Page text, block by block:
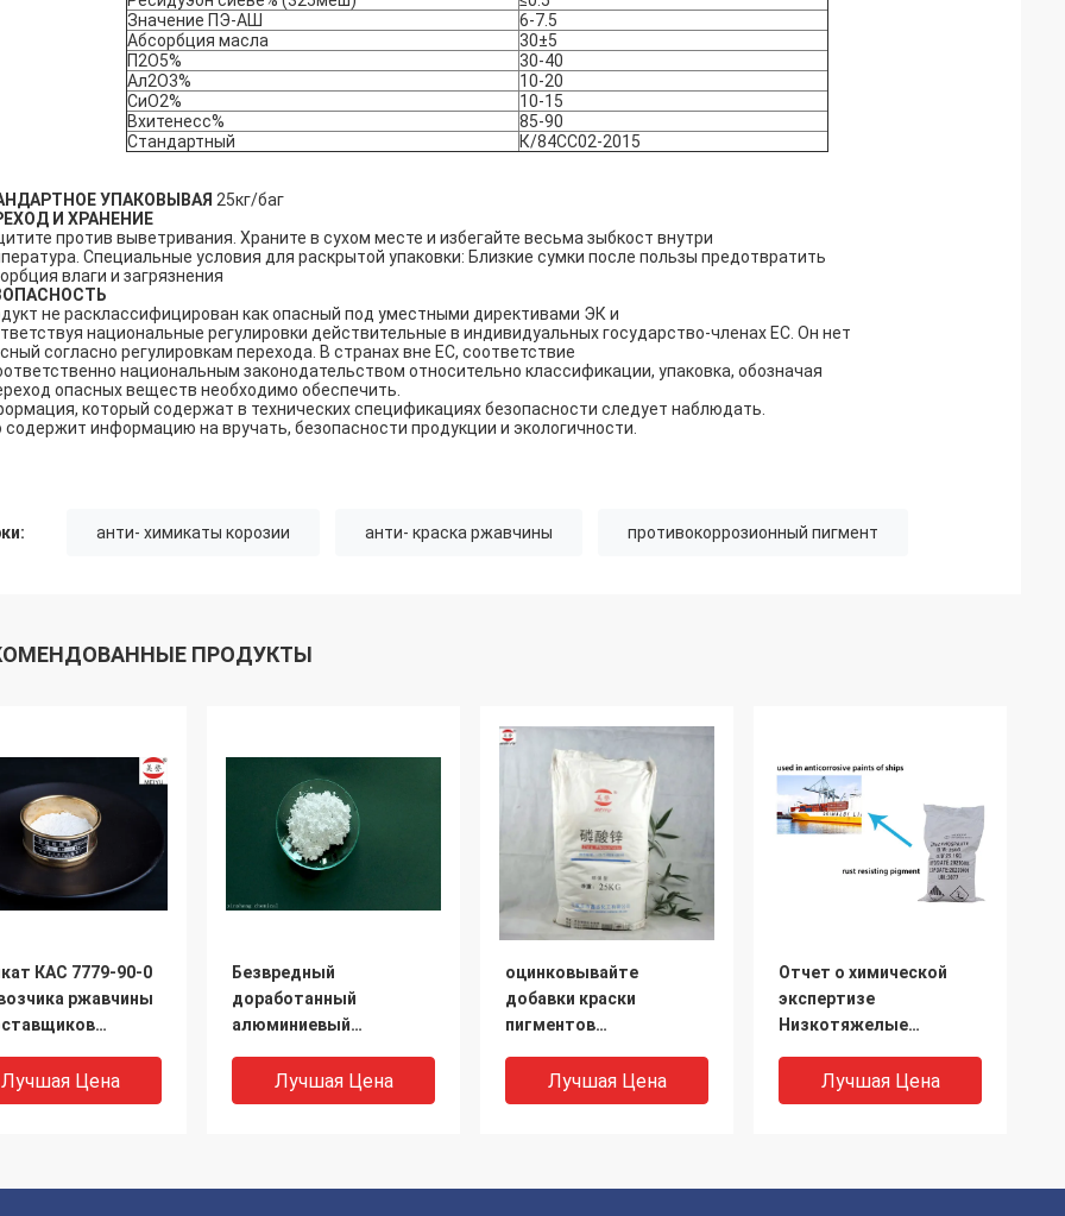
Значение ПЭ-АШ
6-7.5
Абсорбция масла
30±5
П2О5%
30-40
Ал2О3%
10-20
СиО2%
10-15
Вхитенесс%
85-90
Стандартный
К/84СС02-2015
УПАКОВЫВАЯ 25кг/баг
И ХРАНЕНИЕ
против выветривания. Храните в сухом месте и избегайте весьма зыбкост внутри
Специальные условия для раскрытой упаковки: Близкие сумки после пользы предотвратить
влаги и загрязнения
не расклассифицирован как опасный под уместными директивами ЭК и
национальные регулировки действительные в индивидуальных государство-членах ЕС. Он нет
согласно регулировкам перехода. В странах вне ЕС, соответствие
национальным законодательством относительно классификации, упаковка, обозначая
опасных веществ необходимо обеспечить.
который содержат в технических спецификациях безопасности следует наблюдать.
содержит информацию на вручать, безопасности продукции и экологичности.
анти- химикаты корозии анти- краска ржавчины противокоррозионный пигмент
ПРОДУКТЫ
КАС 7779-90-0
ржавчины
Лучшая Цена
Безвредный
доработанный
алюминиевый
%40% П2О5, абсорбция
масла 30±5
Лучшая Цена
оцинковывайте
добавки краски
пигментов
фосфата и добавки
покрытия
Лучшая Цена
Отчет о химической
экспертизе
Низкотяжелые
Антикоррозивные
пигменты
Лучшая Цена